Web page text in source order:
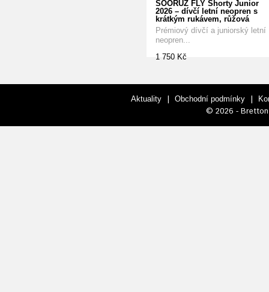
SOÖRUZ FLY Shorty Junior
2026 – dívčí letní neopren s
krátkým rukávem, růžová
Prémiový dívčí a juniorský letní
neopren...
1 750 Kč
Aktuality | Obchodní podmínky |
© 2026 - Bretton